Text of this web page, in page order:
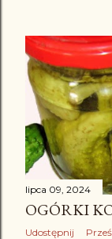
lipca 09, 2024
OGÓRKI
Udostępnij